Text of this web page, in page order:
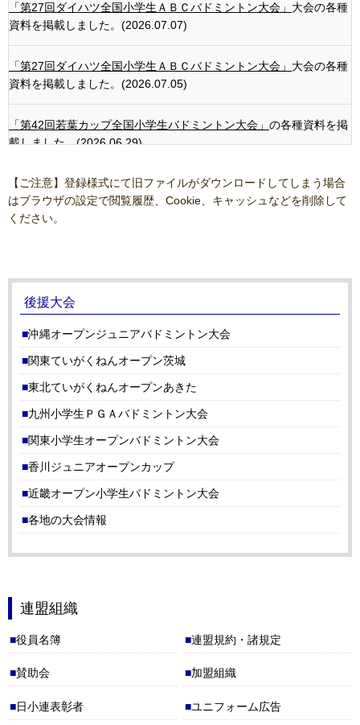
「第27回ダイハツ全国小学生ＡＢＣバドミントン大会」 大会の各種
資料を掲載しました。(2026.07.07)
「第27回ダイハツ全国小学生ＡＢＣバドミントン大会」 大会の各種
資料を掲載しました。(2026.07.05)
「第42回若葉カップ全国小学生バドミントン大会」 の各種資料を掲
載しました。(2026.06.29)
「第27回ダイハツ全国小学生ＡＢＣバドミントン大会」 大会の各種
資料を掲載しました。(2026.06.23)
「第42回若葉カップ全国小学生バドミントン大会」
載しました。(2026.06.20)
「第27回ダイハツ全国小学生ＡＢＣバドミントン大会」
資料を掲載しました。(2026.06.18)
ユニフォーム広告ページを更新しました(2026.06.18)
「第27回ダイハツ全国小学生ＡＢＣバドミントン大会」
資料を掲載しました。(2026.06.14)
「第42回若葉カップ全国小学生バドミントン大会」
載しました。(2026.06.14)
資料を掲載しました。(2026.06.09)
選手強化部 ページを更新しました。(2026.06.09)
「連盟組織－加盟組織」 を更新しました。(2026.06.09)
「第27回ダイハツ全国小学生ＡＢＣバドミントン大会」大会の各種
【ご注意】登録様式にて旧ファイルがダウンロードしてしまう場合
はブラウザの設定で閲覧履歴、Cookie、キャッシュなどを削除して
ください。
後援大会
沖縄オープンジュニアバドミントン大会
関東ていがくねんオープン茨城
東北ていがくねんオープンあきた
九州小学生ＰＧＡバドミントン大会
関東小学生オープンバドミントン大会
香川ジュニアオープンカップ
近畿オープン小学生バドミントン大会
各地の大会情報
連盟組織
役員名簿 連盟規約・諸規定
賛助会 加盟組織
日小連表彰者 ユニフォーム広告